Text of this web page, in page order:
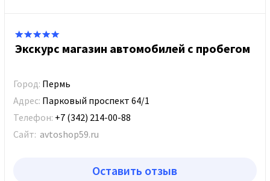
Экскурс магазин автомобилей с пробегом
Город: Пермь
Адрес: Парковый проспект 64/1
Телефон: +7 (342) 214-00-88
Сайт: avtoshop59.ru
Оставить отзыв